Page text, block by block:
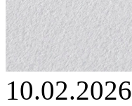
10.02.2026